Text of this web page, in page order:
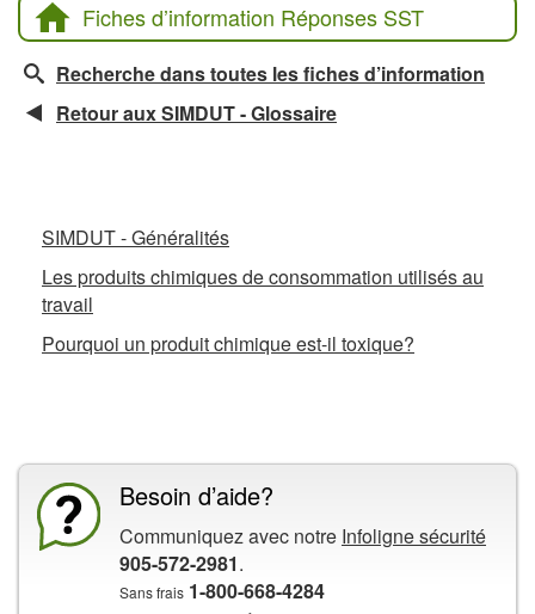
Fiches d’information Réponses SST
Recherche dans toutes les fiches d’information
Retour aux SIMDUT - Glossaire
SIMDUT - Généralités
Les produits chimiques de consommation utilisés au
travail
Pourquoi un produit chimique est-il toxique?
Besoin d’aide?
Communiquez avec notre Infoligne sécurité
905-572-2981.
Sans frais 1-800-668-4284